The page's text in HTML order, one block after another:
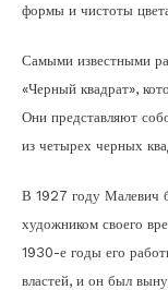
формы и чистоты
Самыми известными
«Черный квадрат»,
Они представляют
из четырех черных
В 1927 году Малевич
художником своего
1930-е годы его
властей, и он был